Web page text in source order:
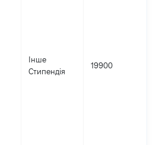
Інше
Стипендія
19900